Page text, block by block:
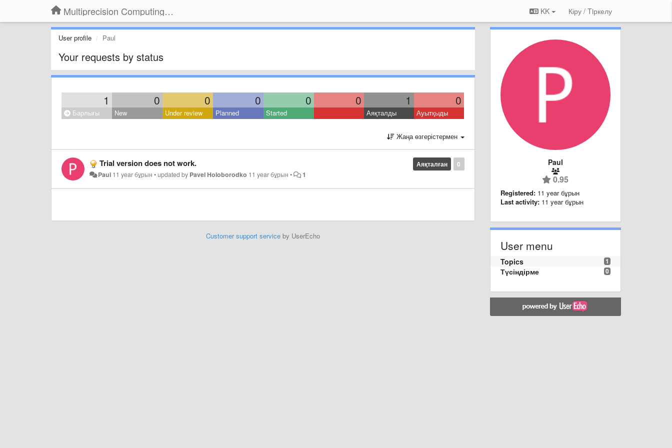
Multiprecision Computing Toolbox for MATLAB KK Кіру / Tiркелу
User profile Paul
Your requests by status
1 0 0 0 0 0 1 0
Барлығы New Under review Planned Started Аяқталды Ауытқыды
Жаңа өзгерістермен
0
Аяқталған
Trial version does not work.
Paul 11 year бұрын •updated by Pavel Holoborodko 11 year бұрын • 1
Customer support serviceby UserEcho
Paul
0.95
Registered: 11 year бұрын
Last activity: 11 year бұрын
User menu
1
Topics
0
Түсіндірме